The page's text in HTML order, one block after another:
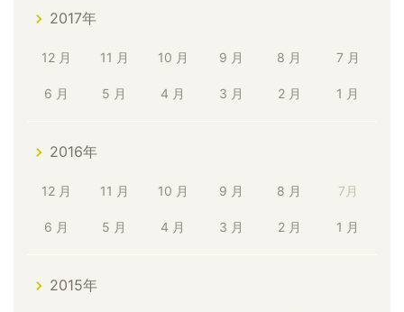
2017年
12 月 11 月 10 月 9 月 8 月 7 月
6 月 5 月 4 月 3 月 2 月 1 月
2016年
12 月 11 月 10 月 9 月 8 月 7月
6 月 5 月 4 月 3 月 2 月 1 月
2015年